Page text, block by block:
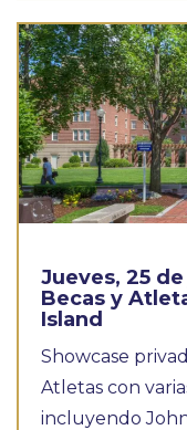
Jueves, 25
Becas y
Island
Showcase
Atletas con
incluyendo